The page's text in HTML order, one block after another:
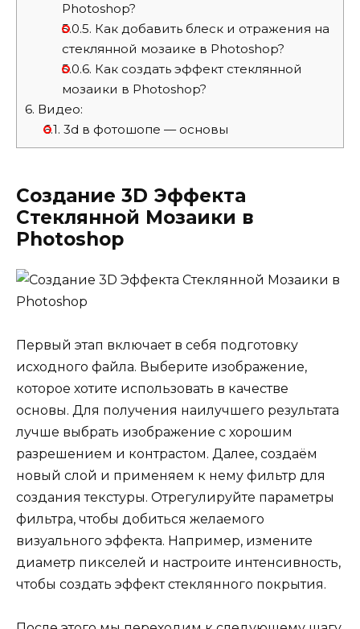
Photoshop?
5.0.5. Как добавить блеск и отражения на
стеклянной мозаике в Photoshop?
5.0.6. Как создать эффект стеклянной
мозаики в Photoshop?
6. Видео:
6.1. 3d в фотошопе — основы
Создание 3D Эффекта
Стеклянной Мозаики в
Photoshop
Первый этап включает в себя подготовку
исходного файла. Выберите изображение,
которое хотите использовать в качестве
основы. Для получения наилучшего результата
лучше выбрать изображение с хорошим
разрешением и контрастом. Далее, создаём
новый слой и применяем к нему фильтр для
создания текстуры. Отрегулируйте параметры
фильтра, чтобы добиться желаемого
визуального эффекта. Например, измените
диаметр пикселей и настроите интенсивность,
чтобы создать эффект стеклянного покрытия.